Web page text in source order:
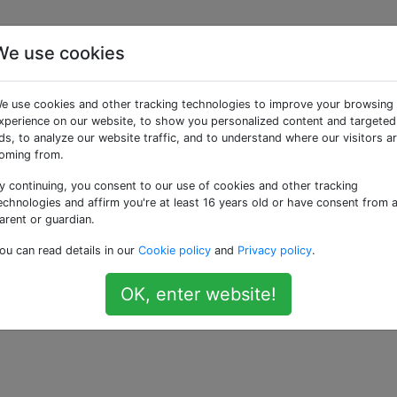
presta sono
compatibile con i nuclei delle valvole presta
use cookies
use cookies and other tracking technologies to improve your browsing
on our website, to show you personalized content and targeted
to analyze our website traffic, and to understand where our visitors
from.
continuing, you consent to our use of cookies and other tracking
and affirm you're at least 16 years old or have consent from a
or guardian.
can read details in our Cookie policy and Privacy policy.
OK, enter website!